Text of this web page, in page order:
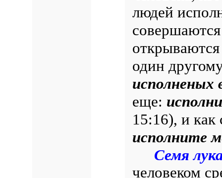
людей
один
исполненых
еще:
15:16), и как
исполните
Семя
человеком